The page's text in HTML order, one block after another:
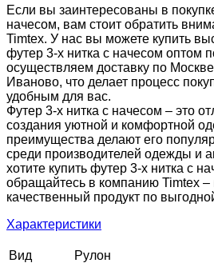
Если вы заинтересованы в
начесом, вам стоит обратить
Timtex. У нас вы можете купить
футер 3-х нитка с начесом оптом
осуществляем доставку по
Иваново, что делает процесс
удобным для вас.
Футер 3-х нитка с начесом – это
создания уютной и комфортной
преимущества делают его
среди производителей одежды и
хотите купить футер 3-х нитка с
обращайтесь в компанию Timtex
качественный продукт по
Характеристики
Вид Рулон